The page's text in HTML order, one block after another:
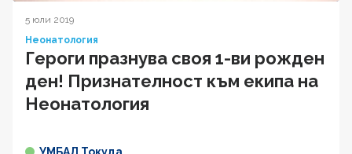
5 юли 2019
Неонатология
Героги празнува своя 1-ви рожден
ден! Признателност към екипа на
Неонатология